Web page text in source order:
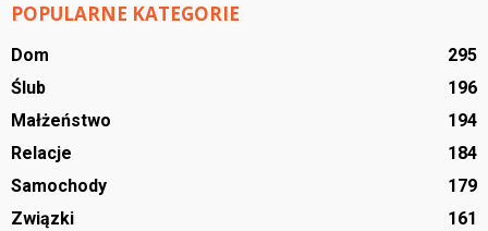
POPULARNE KATEGORIE
Dom
295
Ślub
196
Małżeństwo
194
Relacje
184
Samochody
179
Związki
161